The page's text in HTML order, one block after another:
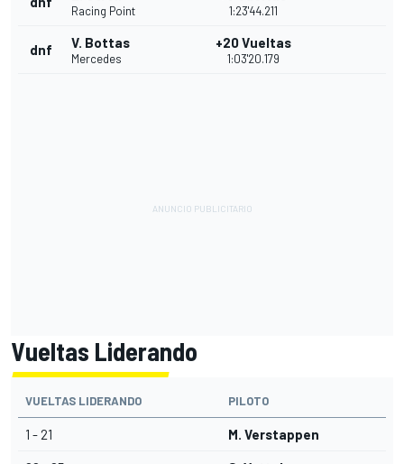
Racing Point 1:23'44.211
dnf V. Bottas
Mercedes
+20 Vueltas
1:03'20.179
Vueltas Liderando
VUELTAS LIDERANDO PILOTO
1 - 21 M. Verstappen